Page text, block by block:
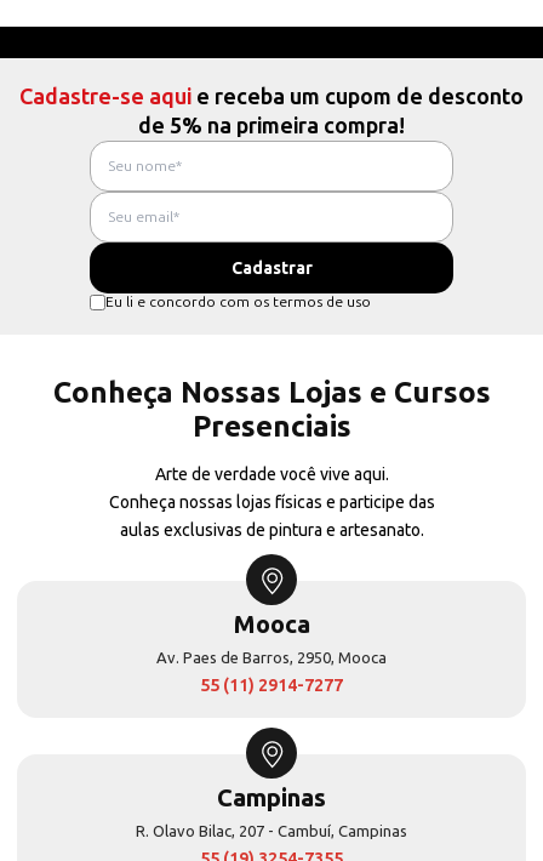
Cadastre-se aqui e receba um cupom de desconto
de 5% na primeira compra!
Eu li e concordo com os termos de uso
Conheça Nossas Lojas e Cursos
Presenciais
Arte de verdade você vive aqui.
Conheça nossas lojas físicas e participe das
aulas exclusivas de pintura e artesanato.
Mooca
Av. Paes de Barros, 2950, Mooca
55 (11) 2914-7277
Campinas
R. Olavo Bilac, 207 - Cambuí, Campinas